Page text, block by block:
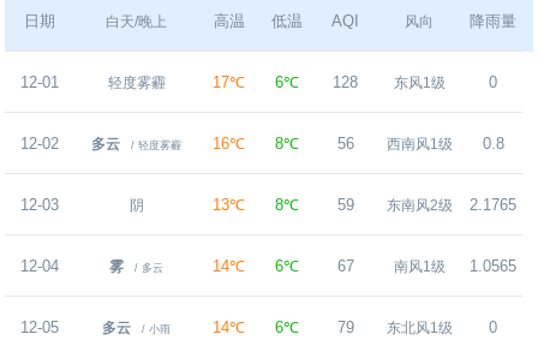
日期 白天/晚上 高温 低温 AQI 风向 降雨量
12-01 轻度雾霾 17℃ 6℃ 128 东风1级 0
12-02 多云 / 轻度雾霾 16℃ 8℃ 56 西南风1级 0.8
12-03 阴 13℃ 8℃ 59 东南风2级 2.1765
12-04 雾 / 多云 14℃ 6℃ 67 南风1级 1.0565
12-05 多云 / 小雨 14℃ 6℃ 79 东北风1级 0